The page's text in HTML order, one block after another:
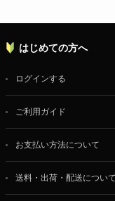
はじめての方へ
ログインする
ご利用ガイド
お支払い方法について
送料・出荷・配送について